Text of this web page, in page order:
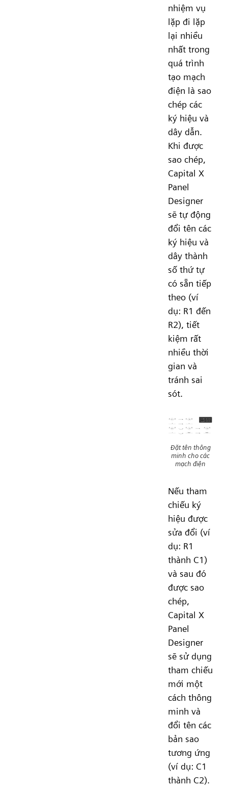
nhiệm vụ
lặp đi lặp
lại nhiều
nhất trong
quá trình
tạo mạch
điện là sao
chép các
ký hiệu và
dây dẫn.
Khi được
sao chép,
Capital X
Panel
Designer
sẽ tự động
đổi tên các
ký hiệu và
dây thành
số thứ tự
có sẵn tiếp
theo (ví
dụ: R1 đến
R2), tiết
kiệm rất
nhiều thời
gian và
tránh sai
sót.
Đặt tên thông
minh cho các
mạch điện
Nếu tham
chiếu ký
hiệu được
sửa đổi (ví
dụ: R1
thành C1)
và sau đó
được sao
chép,
Capital X
Panel
Designer
sẽ sử dụng
tham chiếu
mới một
cách thông
minh và
đổi tên các
bản sao
tương ứng
(ví dụ: C1
thành C2).